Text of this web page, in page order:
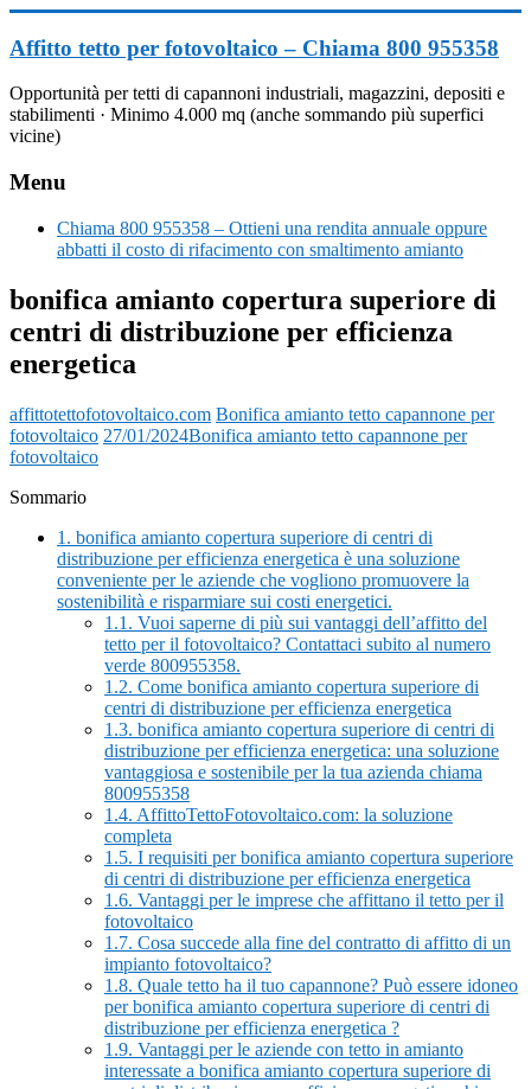
al
contenuto
Affitto tetto per fotovoltaico – Chiama 800 955358
Opportunità per tetti di capannoni industriali, magazzini, depositi e
stabilimenti · Minimo 4.000 mq (anche sommando più superfici
vicine)
Menu
Chiama 800 955358 – Ottieni una rendita annuale oppure
abbatti il costo di rifacimento con smaltimento amianto
bonifica amianto copertura superiore di
centri di distribuzione per efficienza
energetica
affittotettofotovoltaico.com Bonifica amianto tetto capannone per
fotovoltaico 27/01/2024Bonifica amianto tetto capannone per
fotovoltaico
Sommario
1. bonifica amianto copertura superiore di centri di
distribuzione per efficienza energetica è una soluzione
conveniente per le aziende che vogliono promuovere la
sostenibilità e risparmiare sui costi energetici.
1.1. Vuoi saperne di più sui vantaggi dell’affitto del
tetto per il fotovoltaico? Contattaci subito al numero
verde 800955358.
1.2. Come bonifica amianto copertura superiore di
centri di distribuzione per efficienza energetica
1.3. bonifica amianto copertura superiore di centri di
distribuzione per efficienza energetica: una soluzione
vantaggiosa e sostenibile per la tua azienda chiama
800955358
1.4. AffittoTettoFotovoltaico.com: la soluzione
completa
1.5. I requisiti per bonifica amianto copertura superiore
di centri di distribuzione per efficienza energetica
1.6. Vantaggi per le imprese che affittano il tetto per il
fotovoltaico
1.7. Cosa succede alla fine del contratto di affitto di un
impianto fotovoltaico?
1.8. Quale tetto ha il tuo capannone? Può essere idoneo
per bonifica amianto copertura superiore di centri di
distribuzione per efficienza energetica ?
1.9. Vantaggi per le aziende con tetto in amianto
interessate a bonifica amianto copertura superiore di